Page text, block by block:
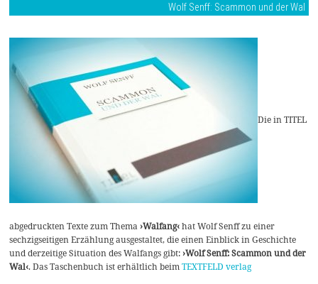
Wolf Senff: Scammon und der Wal
Die in TITEL
abgedruckten Texte zum Thema›Walfang‹hat Wolf Senff zu einer
sechzigseitigen Erzählung ausgestaltet, die einen Einblick in Geschichte
und derzeitige Situation des Walfangs gibt:›Wolf Senff: Scammon und der
Wal‹. Das Taschenbuch ist erhältlich beimTEXTFELD verlag